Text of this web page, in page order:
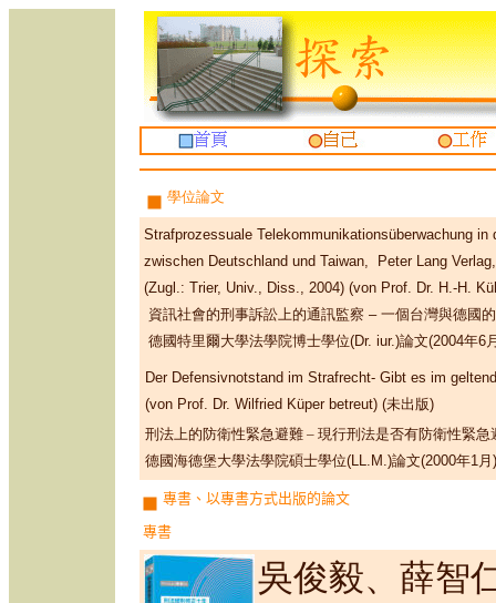
學位論文
Strafprozessuale Telekommunikationsüberwachung
zwischen Deutschland und Taiwan,
Peter Lang
(Zugl.: Trier, Univ., Diss., 2004) (von Prof. Dr. H.-H.
資訊社會的刑事訴訟上的通訊監察 – 一個台灣與德國
德國特里爾大學法學院博士學位(Dr. iur.)論文(2004年6
Der Defensivnotstand im Strafrecht- Gibt es im
(von Prof. Dr. Wilfried Küper betreut) (未出版)
刑法上的防衛性緊急避難 – 現行刑法是否有防衛性緊急
德國海德堡大學法學院碩士學位(LL.M.)論文(2000年1月)
專書、以專書方式出版的論文
專書
吳俊毅、薛智